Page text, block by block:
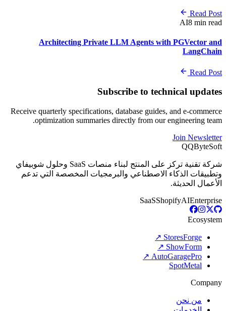
Architecting Private LLM Agents
Subscribe to
Receive quarterly specifications, database
optimization summaries directly from
شركة تقنية تركز على المنتج لبناء منصات SaaS وحلول شوبيفاي
والبرمجيات المخصصة التي تدعم
SaaS